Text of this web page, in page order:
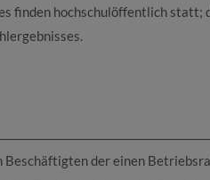
finden hochschulöffentlich statt;
der einen